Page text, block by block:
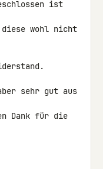
ist
diese wohl nicht
sehr gut aus
Dank für die